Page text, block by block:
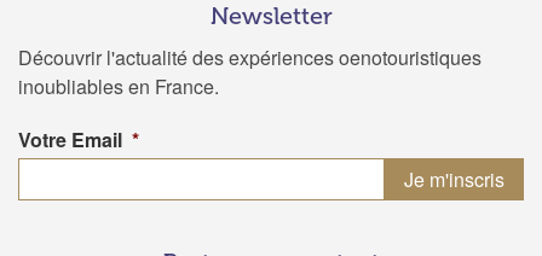
Newsletter
Découvrir l'actualité des expériences oenotouristiques
inoubliables en France.
Votre Email *